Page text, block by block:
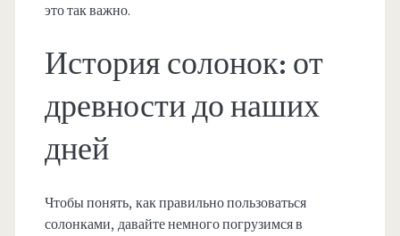
это так важно.
История солонок: от
древности до наших
дней
Чтобы понять, как правильно пользоваться
солонками, давайте немного погрузимся в